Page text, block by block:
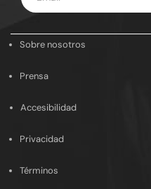
tu
Sobre nosotros
Prensa
Accesibilidad
Privacidad
Términos